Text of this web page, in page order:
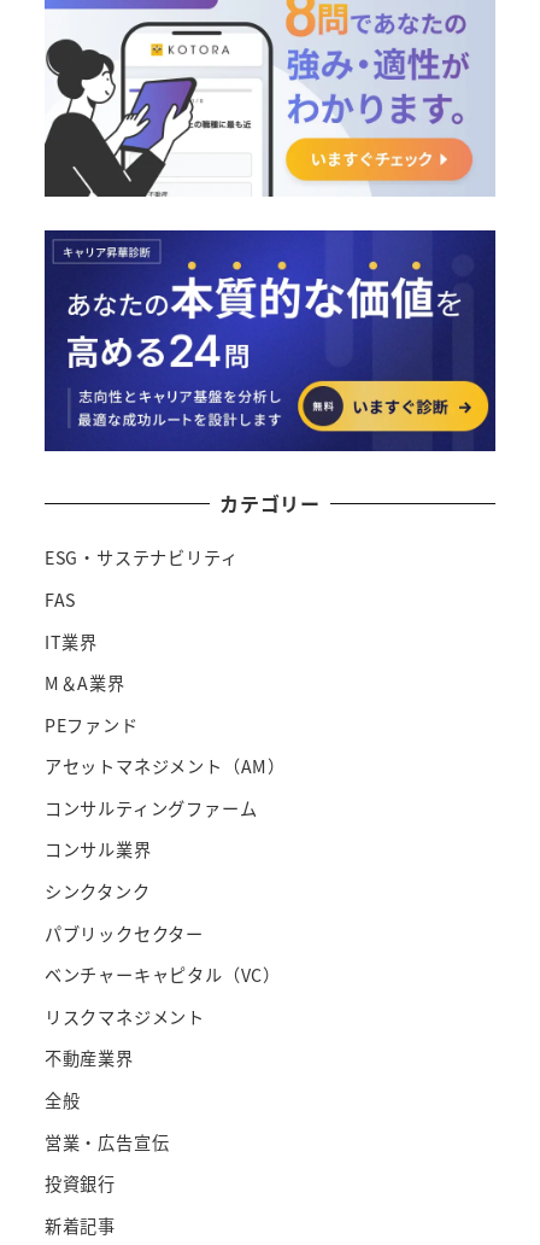
カテゴリー
ESG・サステナビリティ
FAS
IT業界
M＆A業界
PEファンド
アセットマネジメント（AM）
コンサルティングファーム
コンサル業界
シンクタンク
パブリックセクター
ベンチャーキャピタル（VC）
リスクマネジメント
不動産業界
全般
営業・広告宣伝
投資銀行
新着記事